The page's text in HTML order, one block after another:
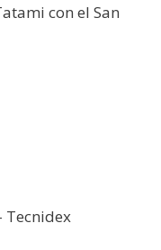
con el San
Tecnidex